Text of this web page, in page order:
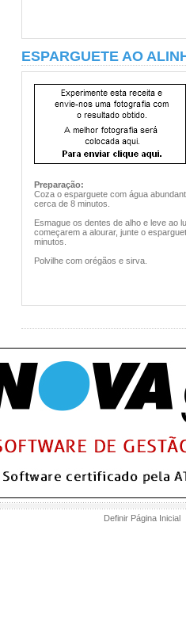
ESPARGUETE AO
Preparação:
Coza o esparguete com água
cerca de 8 minutos.
Esmague os dentes de alho e leve ao
começarem a alourar, junte o
minutos.
Polvilhe com orégãos e sirva.
Definir Página Inicial